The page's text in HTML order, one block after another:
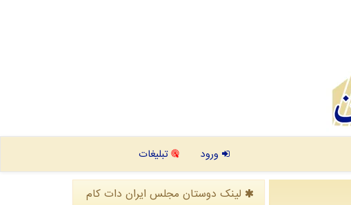
ورود تبلیغات
لینک دوستان مجلس ایران دات كام